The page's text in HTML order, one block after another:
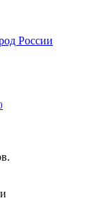
России